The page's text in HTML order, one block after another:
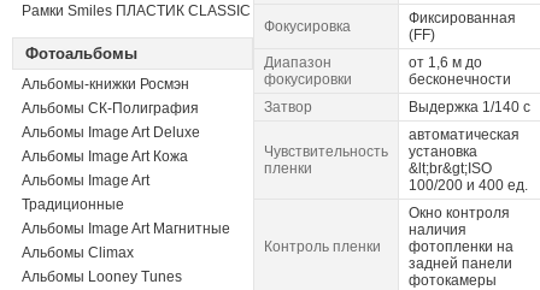
Рамки Smiles ПЛАСТИК CLASSIC
Фотоальбомы
Альбомы-книжки Росмэн
Альбомы СК-Полиграфия
Альбомы Image Art Deluxe
Альбомы Image Art Кожа
Альбомы Image Art
Традиционные
Альбомы Image Art Магнитные
Альбомы Climax
Альбомы Looney Tunes
Фокусировка
Фиксированная
(FF)
Диапазон
фокусировки
от 1,6 м до
бесконечности
Затвор
Выдержка 1/140 c
Чувствительность
пленки
автоматическая
установка
&lt;br&gt;ISO
100/200 и 400 ед.
Контроль пленки
Окно контроля
наличия
фотопленки на
задней панели
фотокамеры